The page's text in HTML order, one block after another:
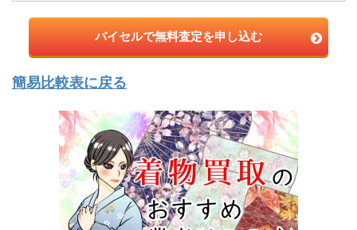
バイセルで無料査定を申し込む
簡易比較表に戻る